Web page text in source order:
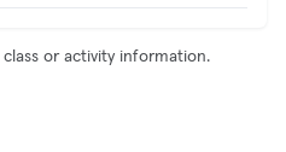
or activity information.